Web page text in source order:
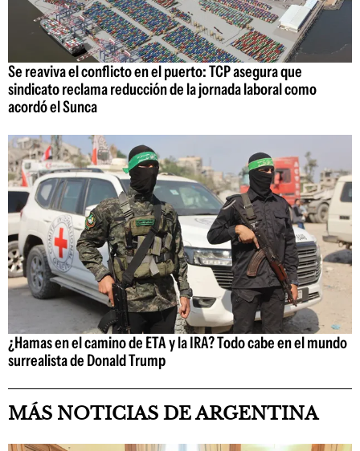
Se reaviva el conflicto en el puerto: TCP asegura que
sindicato reclama reducción de la jornada laboral como
acordó el Sunca
¿Hamas en el camino de ETA y la IRA? Todo cabe en el mundo
surrealista de Donald Trump
MÁS NOTICIAS DE ARGENTINA